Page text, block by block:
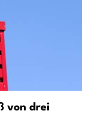
von drei